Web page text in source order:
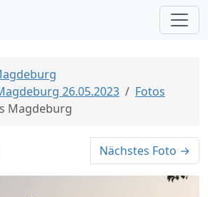
26.05.2023
Fotos
Magdeburg
Nächstes Foto →